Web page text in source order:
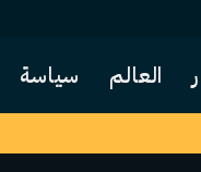
العالم سياسة